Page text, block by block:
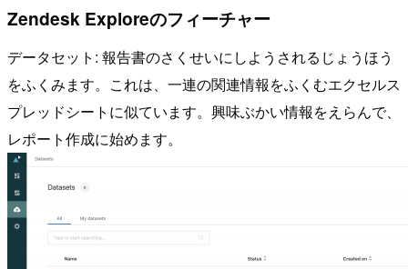
Zendesk Exploreのフィーチャー
データセット: 報告書のさくせいにしようされるじょうほう
をふくみます。これは、一連の関連情報をふくむエクセルス
プレッドシートに似ています。興味ぶかい情報をえらんで、
レポート作成に始めます。